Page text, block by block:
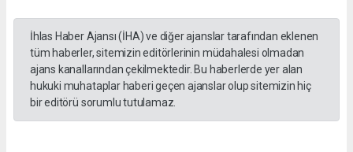
İhlas Haber Ajansı (İHA) ve diğer ajanslar tarafından eklenen
tüm haberler, sitemizin editörlerinin müdahalesi olmadan
ajans kanallarından çekilmektedir. Bu haberlerde yer alan
hukuki muhataplar haberi geçen ajanslar olup sitemizin hiç
bir editörü sorumlu tutulamaz.